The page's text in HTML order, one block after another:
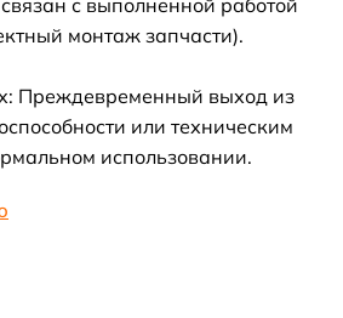
монтаж запчасти).
Преждевременный выход из
или техническим
использовании.